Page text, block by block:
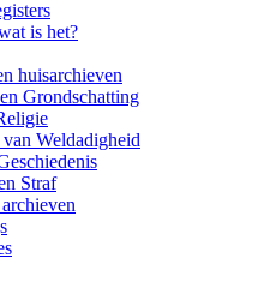
is het?
huisarchieven
Grondschatting
Weldadigheid
Straf